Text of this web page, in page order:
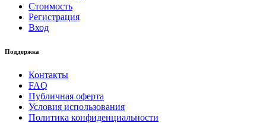
Стоимость
Регистрация
Вход
Поддержка
Контакты
FAQ
Публичная оферта
Условия использования
Политика конфиденциальности